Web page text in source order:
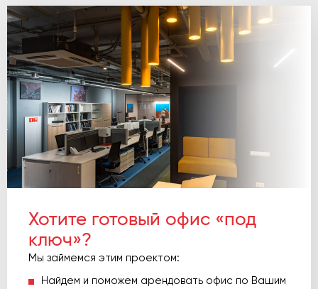
Хотите готовый офис «под
ключ»?
Мы займемся этим проектом:
Найдем и поможем арендовать офис по Вашим